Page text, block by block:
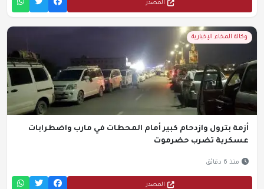
المصدر
وكالة المخاء الإخبارية
أزمة بترول وازدحام كبير أمام المحطات في مارب واضطرابات
عسكرية تضرب حضرموت
منذ 6 دقائق
المصدر